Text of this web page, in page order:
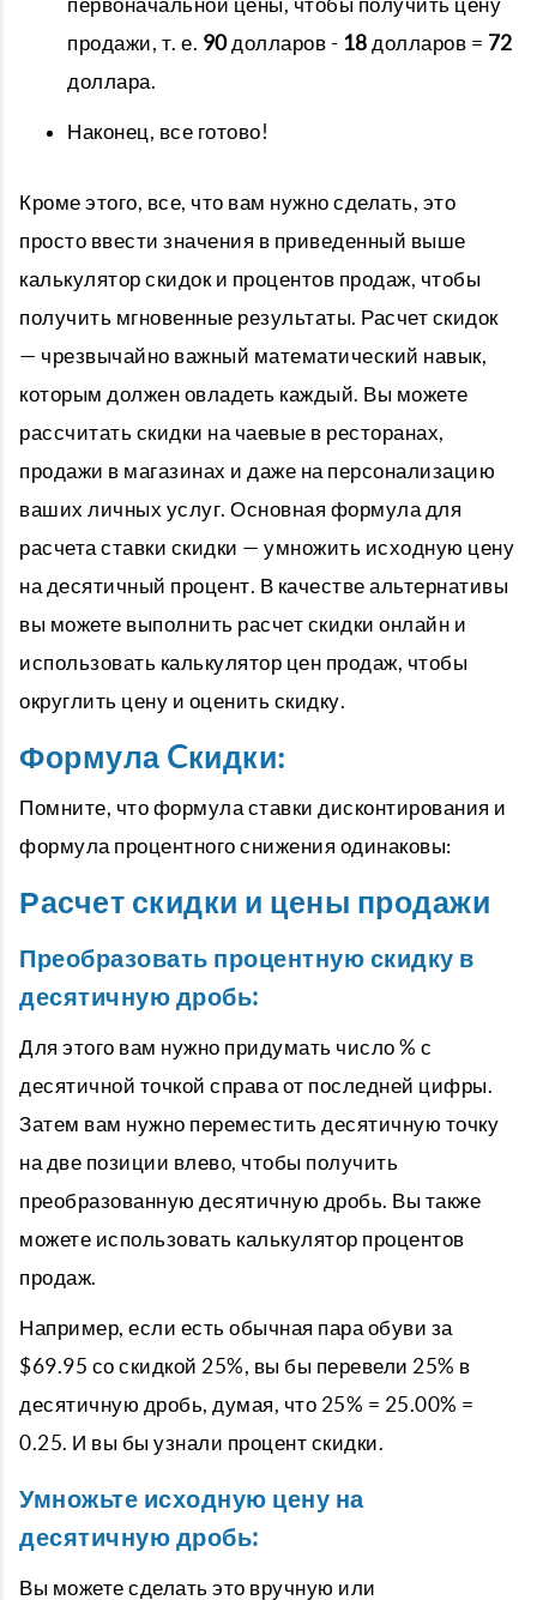
продажи, т. е. 90 долларов - 18 долларов = 72
доллара.
Наконец, все готово!
Кроме этого, все, что вам нужно сделать, это
просто ввести значения в приведенный выше
калькулятор скидок и процентов продаж, чтобы
получить мгновенные результаты. Расчет скидок
— чрезвычайно важный математический навык,
которым должен овладеть каждый. Вы можете
рассчитать скидки на чаевые в ресторанах,
продажи в магазинах и даже на персонализацию
ваших личных услуг. Основная формула для
расчета ставки скидки — умножить исходную цену
на десятичный процент. В качестве альтернативы
вы можете выполнить расчет скидки онлайн и
использовать калькулятор цен продаж, чтобы
округлить цену и оценить скидку.
Формула Cкидки:
Помните, что формула ставки дисконтирования и
формула процентного снижения одинаковы:
Расчет скидки и цены продажи
Преобразовать процентную скидку в
десятичную дробь:
Для этого вам нужно придумать число % с
десятичной точкой справа от последней цифры.
Затем вам нужно переместить десятичную точку
на две позиции влево, чтобы получить
преобразованную десятичную дробь. Вы также
можете использовать калькулятор процентов
продаж.
Например, если есть обычная пара обуви за
$69.95 со скидкой 25%, вы бы перевели 25% в
десятичную дробь, думая, что 25% = 25.00% =
0.25. И вы бы узнали процент скидки.
Умножьте исходную цену на
десятичную дробь:
Вы можете сделать это вручную или